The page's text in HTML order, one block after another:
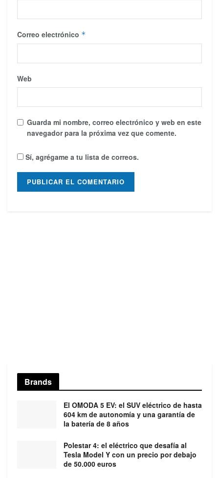
Correo electrónico *
Web
Guarda mi nombre, correo electrónico y web en este
navegador para la próxima vez que comente.
Sí, agrégame a tu lista de correos.
Brands
El OMODA 5 EV: el SUV eléctrico de hasta
604 km de autonomía y una garantía de
la batería de 8 años
Polestar 4: el eléctrico que desafía al
Tesla Model Y con un precio por debajo
de 50.000 euros